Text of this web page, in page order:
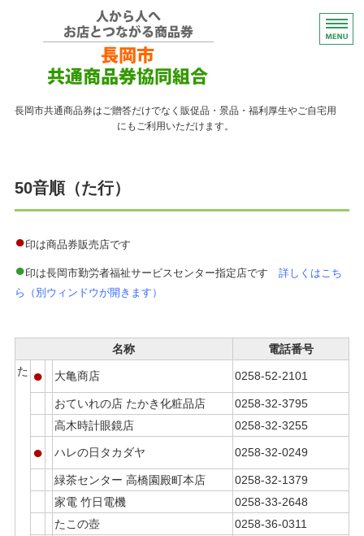
コンパクトなプレゼン
長岡市共通商品券はご贈答だけでなく販促品・景品・福利厚生やご自宅用
にもご利用いただけます。
よくある質問
50音順（た行）
●印は商品券販売店です
●印は長岡市勤労者福祉サービスセンター指定店です 詳しくはこち
ら（別ウィンドウが開きます）
名称
電話番号
た ● 大亀商店 0258-52-2101
おていれの店 たかき化粧品店
0258-32-3795
高木時計眼鏡店
0258-32-3255
● ハレの日タカダヤ 0258-32-0249
緑茶センター 高橋園殿町本店
0258-32-1379
家電 竹日電機
0258-33-2648
たこの壺
0258-36-0311